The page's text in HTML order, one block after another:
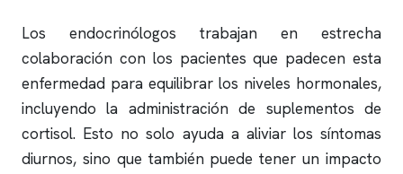
Los endocrinólogos trabajan en estrecha
colaboración con los pacientes que padecen esta
enfermedad para equilibrar los niveles hormonales,
incluyendo la administración de suplementos de
cortisol. Esto no solo ayuda a aliviar los síntomas
diurnos, sino que también puede tener un impacto